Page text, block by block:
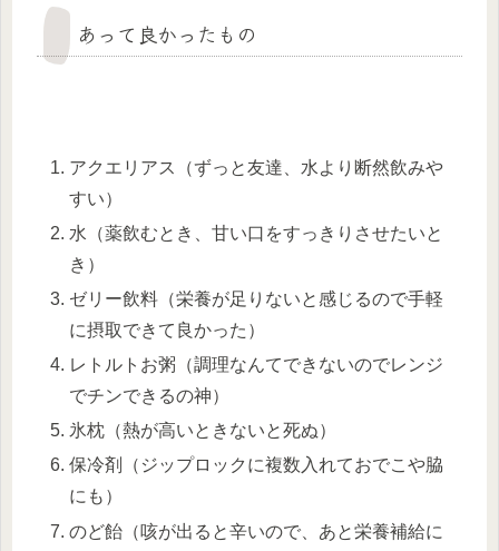
あって良かったもの
アクエリアス（ずっと友達、水より断然飲みや
すい）
水（薬飲むとき、甘い口をすっきりさせたいと
き）
ゼリー飲料（栄養が足りないと感じるので手軽
に摂取できて良かった）
レトルトお粥（調理なんてできないのでレンジ
でチンできるの神）
氷枕（熱が高いときないと死ぬ）
保冷剤（ジップロックに複数入れておでこや脇
にも）
のど飴（咳が出ると辛いので、あと栄養補給に